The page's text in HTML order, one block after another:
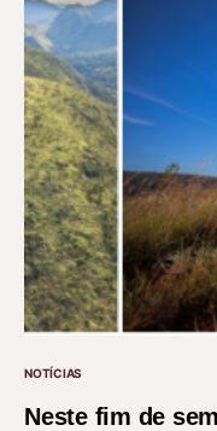
NOTÍCIAS
Neste fim de